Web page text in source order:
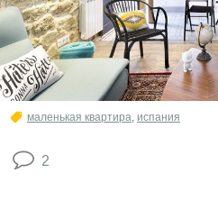
маленькая квартира, испания
2